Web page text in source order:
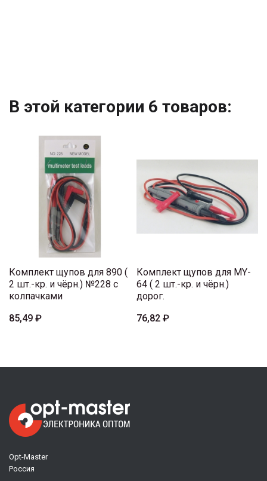
В этой категории 6 товаров:
Комплект щупов для 890 (
2 шт.-кр. и чёрн.) №228 с
колпачками
85,49 ₽
Комплект щупов для MY-
64 ( 2 шт.-кр. и чёрн.)
дорог.
76,82 ₽
Opt-Master
Россия